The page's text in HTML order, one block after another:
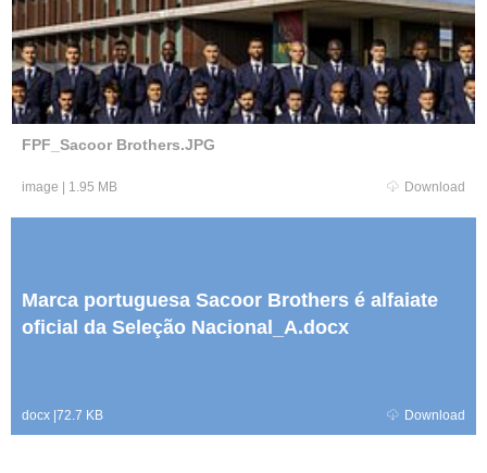
FPF_Sacoor Brothers.JPG
image | 1.95 MB Download
Marca portuguesa Sacoor Brothers é alfaiate
oficial da Seleção Nacional_A.docx
docx |72.7 KB Download